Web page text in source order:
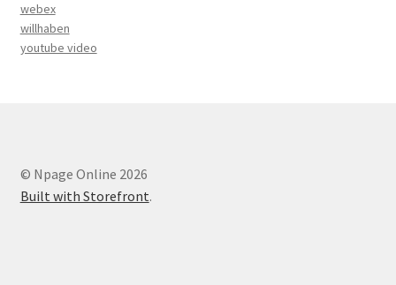
webex
willhaben
youtube video
© Npage Online 2026
Built with Storefront.